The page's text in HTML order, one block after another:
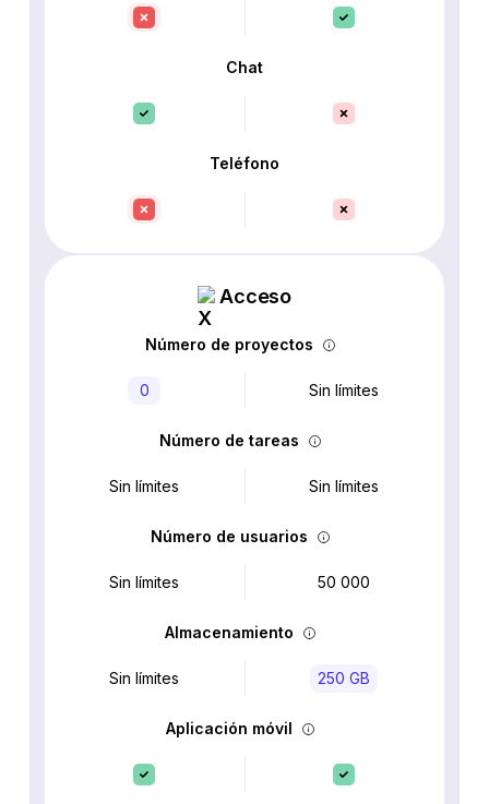
Chat
Teléfono
Acceso
Número de proyectos
0 Sin límites
Número de tareas
Sin límites Sin límites
Número de usuarios
Sin límites 50 000
Almacenamiento
Sin límites 250 GB
Aplicación móvil